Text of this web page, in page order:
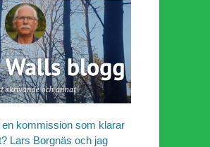
kommission som klarar
Lars Borgnäs och jag